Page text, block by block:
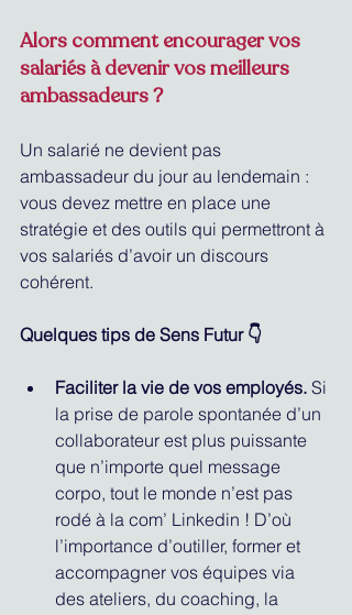
Alors comment encourager vos
salariés à devenir vos meilleurs
ambassadeurs ?
Un salarié ne devient pas
ambassadeur du jour au lendemain :
vous devez mettre en place une
stratégie et des outils qui permettront à
vos salariés d’avoir un discours
cohérent.
Quelques tips de Sens Futur 👇
Faciliter la vie de vos employés. Si
la prise de parole spontanée d’un
collaborateur est plus puissante
que n’importe quel message
corpo, tout le monde n’est pas
rodé à la com’ Linkedin ! D’où
l’importance d’outiller, former et
accompagner vos équipes via
des ateliers, du coaching, la